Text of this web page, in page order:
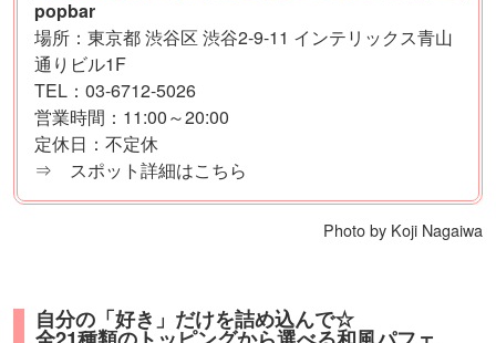
popbar
場所：東京都 渋谷区 渋谷2-9-11 インテリックス青山
通りビル1F
TEL：03-6712-5026
営業時間：11:00～20:00
定休日：不定休
⇒ スポット詳細はこちら
Photo by Koji Nagaiwa
自分の「好き」だけを詰め込んで☆